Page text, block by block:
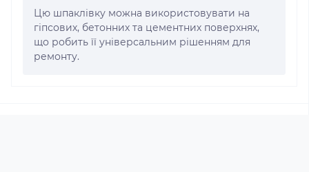
Цю шпаклівку можна використовувати на
гіпсових, бетонних та цементних поверхнях,
що робить її універсальним рішенням для
ремонту.